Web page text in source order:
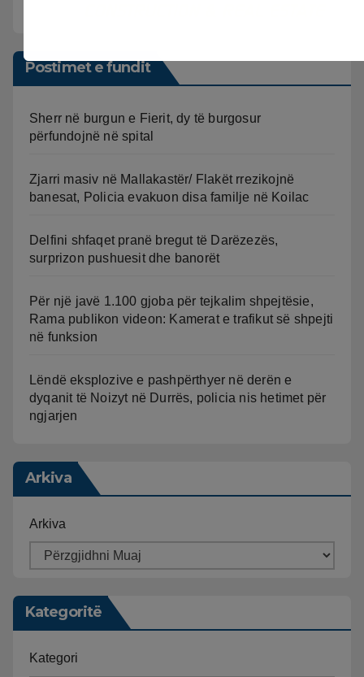
Postimet e fundit
Sherr në burgun e Fierit, dy të burgosur
përfundojnë në spital
Zjarri masiv në Mallakastër/ Flakët rrezikojnë
banesat, Policia evakuon disa familje në Koilac
Delfini shfaqet pranë bregut të Darëzezës,
surprizon pushuesit dhe banorët
Për një javë 1.100 gjoba për tejkalim shpejtësie,
Rama publikon videon: Kamerat e trafikut së shpejti
në funksion
Lëndë eksplozive e pashpërthyer në derën e
dyqanit të Noizyt në Durrës, policia nis hetimet për
ngjarjen
Arkiva
Arkiva
Kategoritë
Kategori